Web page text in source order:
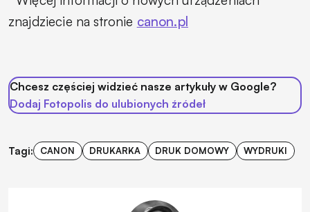
znajdziecie na stronie canon.pl
Chcesz częściej widzieć nasze artykuły w Google?
Dodaj Fotopolis do ulubionych źródeł
Tagi: CANON DRUKARKA DRUK DOMOWY WYDRUKI